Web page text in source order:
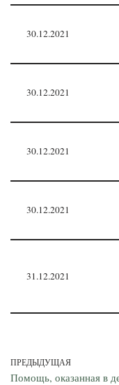
30.12.2021
30.12.2021
30.12.2021
30.12.2021
31.12.2021
ПРЕДЫДУЩАЯ
Помощь, оказанная в